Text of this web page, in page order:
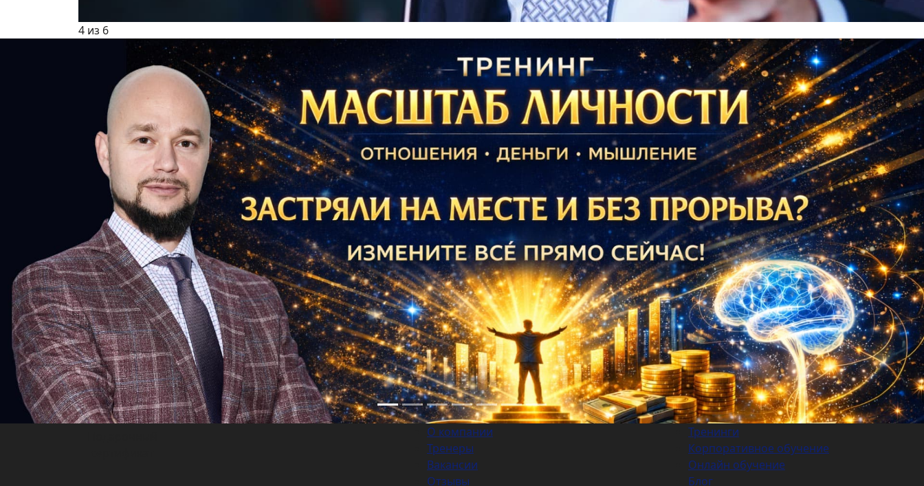
4 из 6
Previous Next
О компании
Тренеры
Вакансии
Отзывы
Тренинги
Корпоративное обучение
Онлайн обучение
Блог